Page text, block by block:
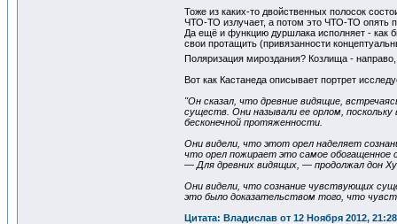
Тоже из каких-то двойственных полосок
ЧТО-ТО излучает, а потом это ЧТО-ТО опять
Да ещё и функцию дуршлака исполняет - как
свои протащить (привязанности
Поляризация мироздания? Козлища -
Вот как Кастанеда описывает портрет
"Он сказал, что древние видящие,
существ. Они называли ее орлом, поскольку
бесконечной протяженности.
Они видели, что этот орел наделяет
что орел пожирает это самое
— Для древних видящих, — продолжал дон
Они видели, что сознание чувствующих
это было доказательством того, что
Цитата: Владислав от 12 Ноября 2012,